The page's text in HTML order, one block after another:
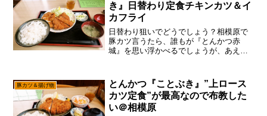
き』日替わり定食チキンカツ＆イ
カフライ
日替わり狙いでどうでしょう？相模原で
豚カツ言うたら、誰もが『とんかつ赤
城』を思い浮かべるでしょうが、あえて
烹 松村』や『とんかつ春』もあるので、
豚カツ好きならそこら辺も...
豚カツ＆揚げ物
とんかつ『ことぶき』”上ロース
カツ定食”が最高なので布教した
い＠相模原